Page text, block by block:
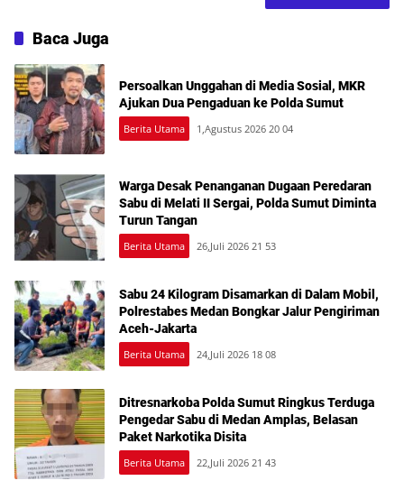
Baca Juga
Persoalkan Unggahan di Media Sosial, MKR
Ajukan Dua Pengaduan ke Polda Sumut
Berita Utama 1,Agustus 2026 20 04
Warga Desak Penanganan Dugaan Peredaran
Sabu di Melati II Sergai, Polda Sumut Diminta
Turun Tangan
Berita Utama 26,Juli 2026 21 53
Sabu 24 Kilogram Disamarkan di Dalam Mobil,
Polrestabes Medan Bongkar Jalur Pengiriman
Aceh-Jakarta
Berita Utama 24,Juli 2026 18 08
Ditresnarkoba Polda Sumut Ringkus Terduga
Pengedar Sabu di Medan Amplas, Belasan
Paket Narkotika Disita
Berita Utama 22,Juli 2026 21 43